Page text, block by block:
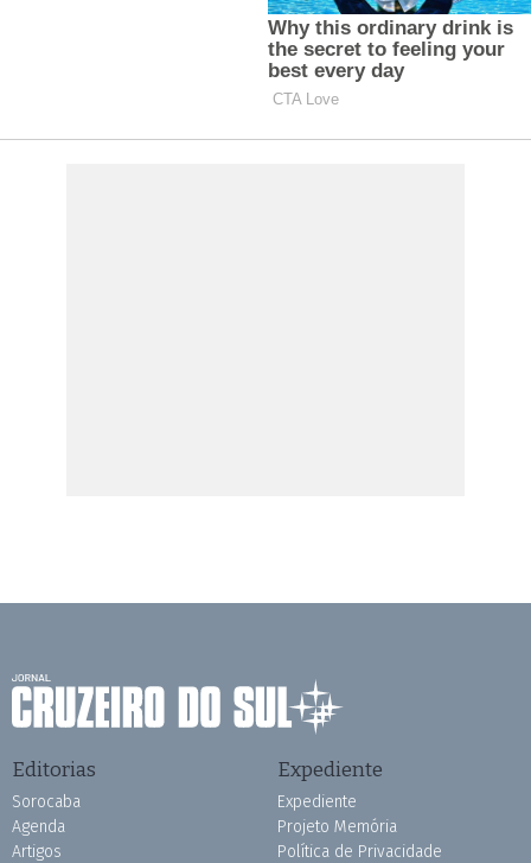
Editorias
Sorocaba
Agenda
Artigos
Expediente
Expediente
Projeto Memória
Política de Privacidade